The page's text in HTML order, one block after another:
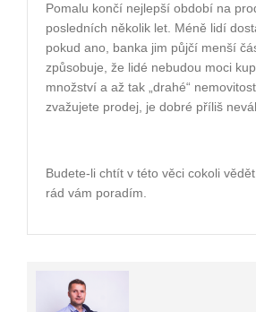
Pomalu končí nejlepší období na
posledních několik let. Méně lidí
pokud ano, banka jim půjčí menší
způsobuje, že lidé nebudou moci
množství a až tak „drahé“
zvažujete prodej, je dobré příliš
Budete-li chtít v této věci cokoli
rád vám poradím.